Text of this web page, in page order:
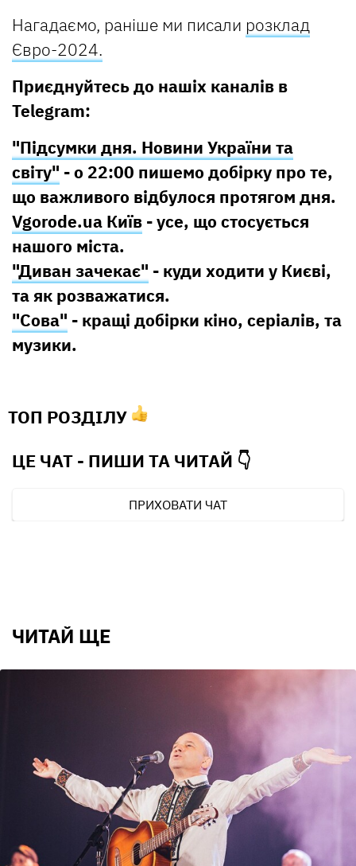
Нагадаємо, раніше ми писали розклад
Євро-2024.
Приєднуйтесь до нашіх каналів в
Telegram:
"Підсумки дня. Новини України та
світу" - о 22:00 пишемо добірку про те,
що важливого відбулося протягом дня.
Vgorode.ua Київ - усе, що стосується
нашого міста.
"Диван зачекає" - куди ходити у Києві,
та як розважатися.
"Сова" - кращі добірки кіно, серіалів, та
музики.
ТОП РОЗДІЛУ
ЦЕ ЧАТ - ПИШИ ТА ЧИТАЙ 👇
ПРИХОВАТИ ЧАТ
ЧИТАЙ ЩЕ